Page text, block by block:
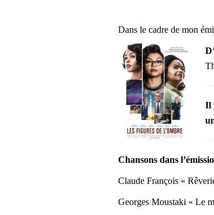
Dans le cadre de mon
Il
Chansons dans
Claude François «
Georges Moustaki « Le